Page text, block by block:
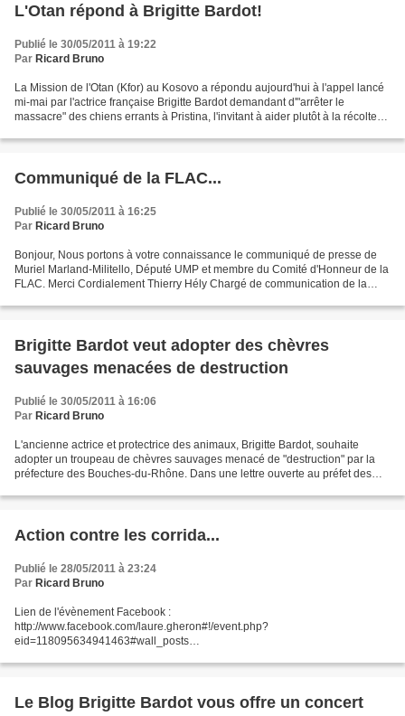
L'Otan répond à Brigitte Bardot!
Publié le 30/05/2011 à 19:22
Par Ricard Bruno
La Mission de l'Otan (Kfor) au Kosovo a répondu aujourd'hui à l'appel lancé
mi-mai par l'actrice française Brigitte Bardot demandant d'"arrêter le
massacre" des chiens errants à Pristina, l'invitant à aider plutôt à la récolte
Communiqué de la FLAC...
Publié le 30/05/2011 à 16:25
Par Ricard Bruno
Bonjour, Nous portons à votre connaissance le communiqué de presse de
Muriel Marland-Militello, Député UMP et membre du Comité d'Honneur de la
FLAC. Merci Cordialement Thierry Hély Chargé de communication de la
Brigitte Bardot veut adopter des chèvres
sauvages menacées de destruction
Publié le 30/05/2011 à 16:06
Par Ricard Bruno
L'ancienne actrice et protectrice des animaux, Brigitte Bardot, souhaite
adopter un troupeau de chèvres sauvages menacé de "destruction" par la
préfecture des Bouches-du-Rhône. Dans une lettre ouverte au préfet des
Action contre les corrida...
Publié le 28/05/2011 à 23:24
Par Ricard Bruno
Lien de l'évènement Facebook :
http://www.facebook.com/laure.gheron#!/event.php?
eid=118095634941463#wall_posts
............................
Le Blog Brigitte Bardot vous offre un concert